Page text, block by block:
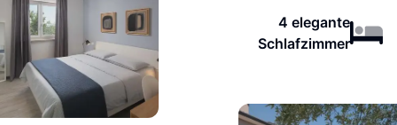
4 elegante
Schlafzimmer